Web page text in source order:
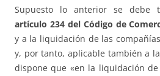
Supuesto lo anterior se debe
artículo 234 del Código de
y a la liquidación de las
y, por tanto, aplicable también a
dispone que «en la liquidación